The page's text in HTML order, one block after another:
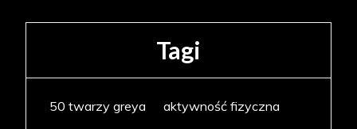
Tagi
50 twarzy greya
aktywność fizyczna